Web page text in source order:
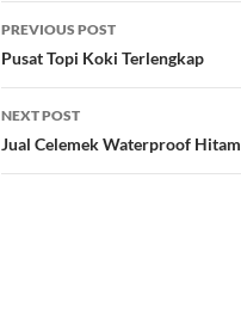
Post
navigation
PREVIOUS POST
Pusat Topi Koki Terlengkap
NEXT POST
Jual Celemek Waterproof Hitam